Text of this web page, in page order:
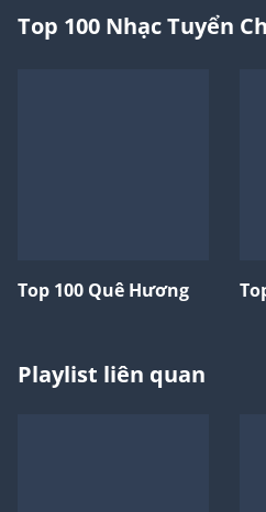
Top 100 Nhạc Tuyển
Top 100 Quê Hương
Playlist liên quan